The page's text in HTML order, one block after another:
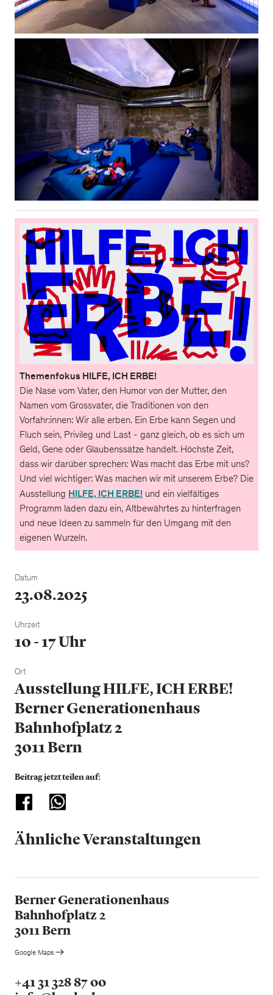
Themenfokus HILFE, ICH ERBE!
Die Nase vom Vater, den Humor von der Mutter, den
Namen vom Grossvater, die Traditionen von den
Vorfahr:innen: Wir alle erben. Ein Erbe kann Segen und
Fluch sein, Privileg und Last - ganz gleich, ob es sich um
Geld, Gene oder Glaubenssätze handelt. Höchste Zeit,
dass wir darüber sprechen: Was macht das Erbe mit uns?
Und viel wichtiger: Was machen wir mit unserem Erbe? Die
Ausstellung HILFE, ICH ERBE! und ein vielfältiges
Programm laden dazu ein, Altbewährtes zu hinterfragen
und neue Ideen zu sammeln für den Umgang mit den
eigenen Wurzeln.
Datum
23.08.2025
Uhrzeit
10 - 17 Uhr
Ort
Ausstellung HILFE, ICH ERBE!
Berner Generationenhaus
Bahnhofplatz 2
3011 Bern
Beitrag jetzt teilen auf:
Ähnliche Veranstaltungen
Berner Generationenhaus
Bahnhofplatz 2
3011 Bern
Google Maps
+41 31 328 87 00